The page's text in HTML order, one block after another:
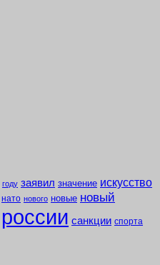
году заявил значение искусство
нато нового новые новый
россии санкции спорта